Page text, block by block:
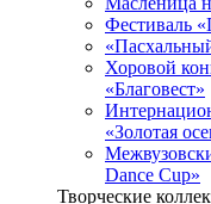
Фестиваль
Хоровой
«Благовест»
«Золотая
Dance Cup»
Творческие